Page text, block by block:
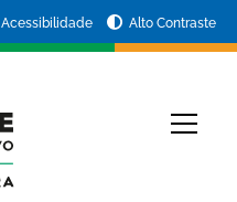
Acessibilidade Alto Contraste